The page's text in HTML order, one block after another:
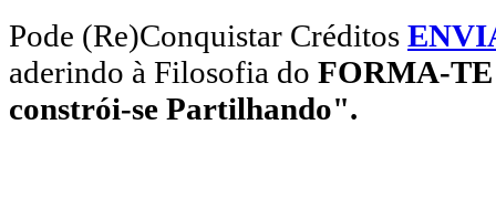
Pode (Re)Conquistar Créditos
aderindo à Filosofia do FORMA-TE
constrói-se Partilhando".